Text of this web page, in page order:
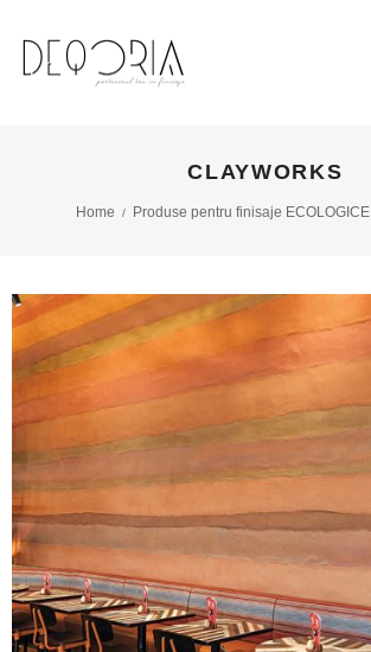
CLAYWORKS
Home / Produse pentru finisaje ECOLOGICE